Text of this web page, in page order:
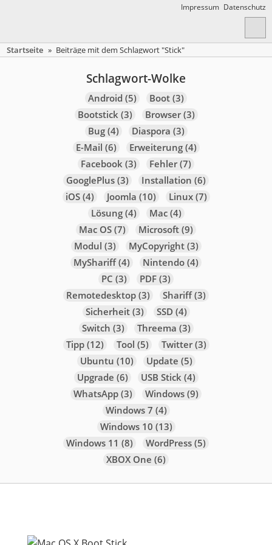
Impressum Datenschutz
Startseite » Beiträge mit dem Schlagwort "Stick"
Schlagwort-Wolke
Android (5) Boot(3)
Bootstick(3) Browser(3)
Bug(4) Diaspora (3)
E-Mail (6) Erweiterung(4)
Facebook(3) Fehler(7)
GooglePlus(3) Installation (6)
iOS(4) Joomla (10) Linux(7)
Lösung(4) Mac(4)
Mac OS(7) Microsoft(9)
Modul (3) MyCopyright(3)
MyShariff(4) Nintendo(4)
PC (3) PDF(3)
Remotedesktop(3) Shariff(3)
Sicherheit(3) SSD (4)
Switch (3) Threema (3)
Tipp(12) Tool (5) Twitter(3)
Ubuntu (10) Update (5)
Upgrade (6) USB Stick(4)
WhatsApp(3) Windows(9)
Windows 7 (4)
Windows 10 (13)
Windows 11 (8) WordPress(5)
XBOX One (6)